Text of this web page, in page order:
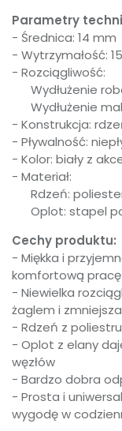
Parametry
- Średnica: 14 mm
- Wytrzymałość:
- Rozciągliwość:
Wydłużenie
Wydłużenie
- Konstrukcja:
- Pływalność:
- Kolor: biały z
- Materiał:
Rdzeń:
Oplot: stapel
Cechy produktu:
- Miękka i
komfortową pracę
- Niewielka
żaglem i
- Rdzeń z
- Oplot z elany
węzłów
- Bardzo dobra
- Prosta i
wygodę w